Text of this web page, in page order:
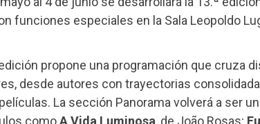
funciones especiales en la Sala Leopoldo
propone una programación que cruza
desde autores con trayectorias
La sección Panorama volverá a ser
comoA Vida Luminosa, de João Rosas;